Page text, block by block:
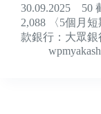
30.09.2025 50
2,088 〈5個月
款銀行：大眾銀